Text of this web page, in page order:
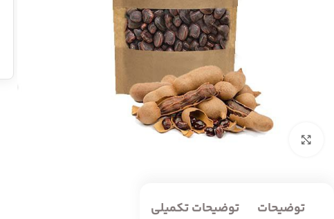
بزرگنمایی تصویر
توضیحات توضیحات تکمیلی